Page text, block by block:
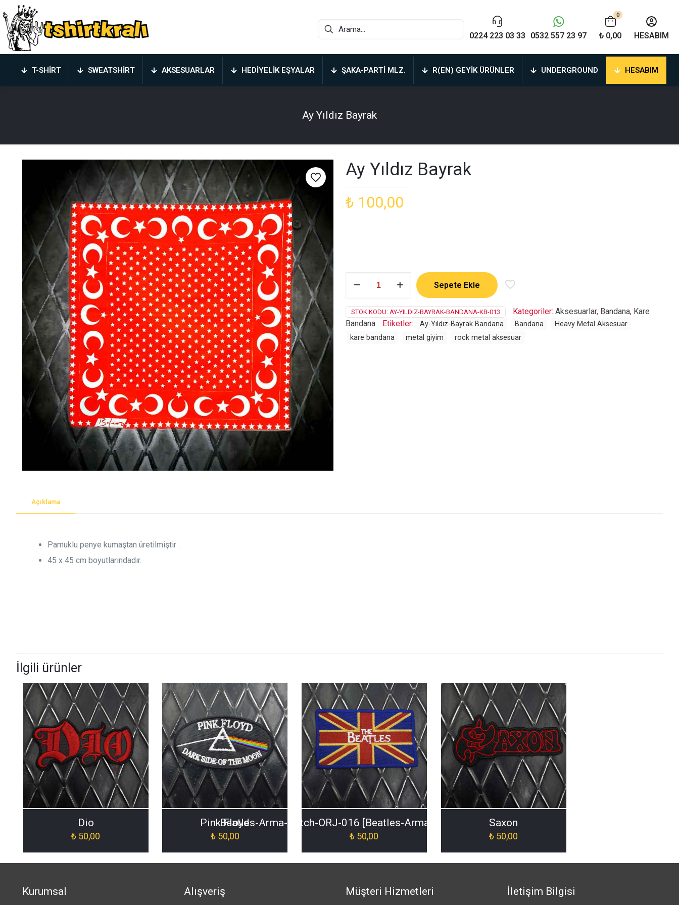
0224 223 03 33 0532 557 23 97
0
₺ 0,00 HESABIM
T-SHIRT SWEATSHIRT AKSESUARLAR HEDIYELIK EŞYALAR ŞAKA-PARTI MLZ. R(EN) GEYIK ÜRÜNLER UNDERGROUND HESABIM
Ay Yıldız Bayrak
Ay Yıldız Bayrak
₺ 100,00
Yıldız
adet
Sepete Ekle
STOK KODU: AY-YILDIZ-BAYRAK-BANDANA-KB-013 Kategoriler: Aksesuarlar, Bandana, Kare
Bandana
Etiketler: Ay-Yıldız-Bayrak Bandana Bandana
Heavy Metal Aksesuar
kare bandana
metal giyim rock metal aksesuar
Açıklama
Pamuklu penye kumaştan üretilmiştir .
45 x 45 cm boyutlarındadır.
İlgili ürünler
Dio
₺ 50,00
Pink Floyd
₺50,00
Beatles-Arma-Patch-ORJ-016 [Beatles-Arma-Patch-ORJ-016]
₺ 50,00
Saxon
₺ 50,00
Kurumsal Alışveriş Müşteri Hizmetleri İletişim Bilgisi